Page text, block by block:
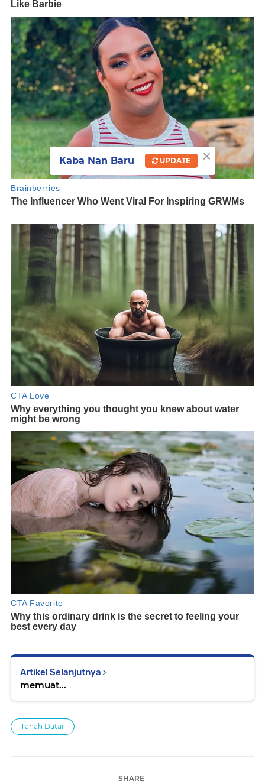
Artikel Selanjutnya
memuat...
Tanah Datar
SHARE
×
Kaba Nan Baru UPDATE